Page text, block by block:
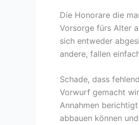
Die Honorare die
Vorsorge fürs Alter
sich entweder
andere, fallen
Schade, dass
Vorwurf gemacht
Annahmen
abbauen können